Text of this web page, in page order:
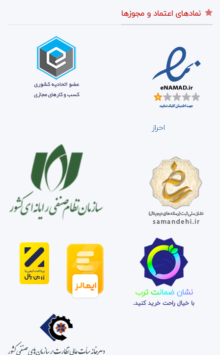
نمادهای اعتماد و مجوزها
احراز
نشان ضمانت ترب
با خیال راحت خرید کنید.